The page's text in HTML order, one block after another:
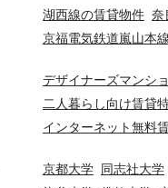
湖西線の賃貸物件 奈
京福電気鉄道嵐山本
デザイナーズマンシ
二人暮らし向け賃貸
インターネット無料
京都大学 同志社大学